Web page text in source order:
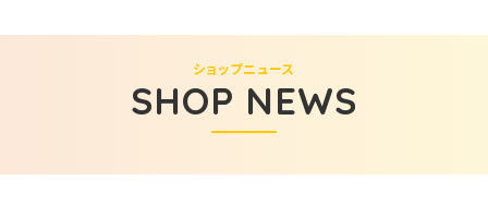
SHOP NEWS
ショップニュース